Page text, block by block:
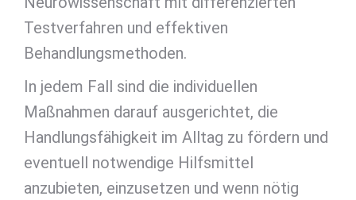
Testverfahren und effektiven
Behandlungsmethoden.
In jedem Fall sind die individuellen
Maßnahmen darauf ausgerichtet, die
Handlungsfähigkeit im Alltag zu fördern und
eventuell notwendige Hilfsmittel
anzubieten, einzusetzen und wenn nötig